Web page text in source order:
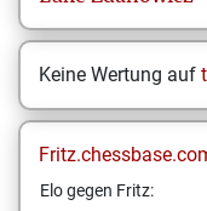
Keine Wertung auf
Elo gegen Fritz: